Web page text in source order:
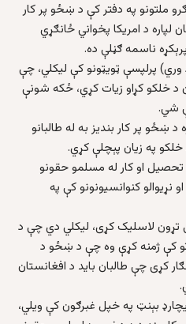
ملتونو په دفتر کې د ښځو پر کار
لپاره د امريکا پخواني ځانګړي
ناسمه ګڼلې ده.
تېره شپه (سې‌شنبه، ۱۵ د وري) پرلپسې ټویټونو کې ليکلي، چې
د خلکو کړاو زيات کړي، ځکه شونې
شي.
د ښځو پر کار بنديز به له طالبانو
خلکو په زيان پېچلې کړي.
او کار له مسلمو حقونو
نړيوالو کنوانسيونونو کې په
تړون لاسليک کړی، ليکلي دي چې د
کې ژمنه کړې وه چې د ښځو د
کړی چې طالبان بايد د افغانستان
بېنټ په خپل غبرګون کې ويلي،